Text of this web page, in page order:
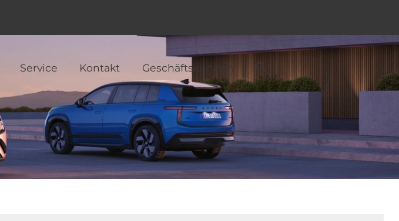
Service Kontakt Geschäftskunden Suche